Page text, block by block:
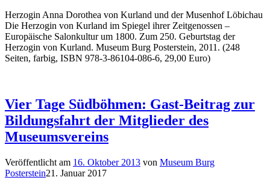
Herzogin Anna Dorothea von Kurland und der Musenhof Löbichau
Die Herzogin von Kurland im Spiegel ihrer Zeitgenossen –
Europäische Salonkultur um 1800. Zum 250. Geburtstag der
Herzogin von Kurland. Museum Burg Posterstein, 2011. (248
Seiten, farbig, ISBN 978-3-86104-086-6, 29,00 Euro)
Vier Tage Südböhmen: Gast-Beitrag zur
Bildungsfahrt der Mitglieder des
Museumsvereins
Veröffentlicht am 16. Oktober 2013 von Museum Burg
Posterstein21. Januar 2017